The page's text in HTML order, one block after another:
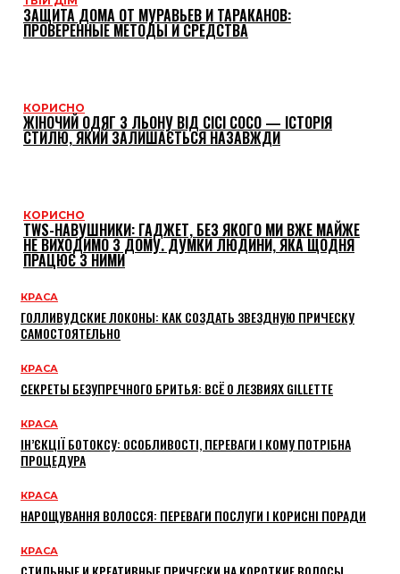
ЗАЩИТА ДОМА ОТ МУРАВЬЕВ И ТАРАКАНОВ:
ПРОВЕРЕННЫЕ МЕТОДЫ И СРЕДСТВА
КОРИСНО
ЖІНОЧИЙ ОДЯГ З ЛЬОНУ ВІД CICI COCO — ІСТОРІЯ
СТИЛЮ, ЯКИЙ ЗАЛИШАЄТЬСЯ НАЗАВЖДИ
КОРИСНО
TWS-НАВУШНИКИ: ГАДЖЕТ, БЕЗ ЯКОГО МИ ВЖЕ МАЙЖЕ
НЕ ВИХОДИМО З ДОМУ. ДУМКИ ЛЮДИНИ, ЯКА ЩОДНЯ
ПРАЦЮЄ З НИМИ
КРАСА
ГОЛЛИВУДСКИЕ ЛОКОНЫ: КАК СОЗДАТЬ ЗВЕЗДНУЮ ПРИЧЕСКУ
САМОСТОЯТЕЛЬНО
КРАСА
СЕКРЕТЫ БЕЗУПРЕЧНОГО БРИТЬЯ: ВСЁ О ЛЕЗВИЯХ GILLETTE
КРАСА
ІН’ЄКЦІЇ БОТОКСУ: ОСОБЛИВОСТІ, ПЕРЕВАГИ І КОМУ ПОТРІБНА
ПРОЦЕДУРА
КРАСА
НАРОЩУВАННЯ ВОЛОССЯ: ПЕРЕВАГИ ПОСЛУГИ І КОРИСНІ ПОРАДИ
КРАСА